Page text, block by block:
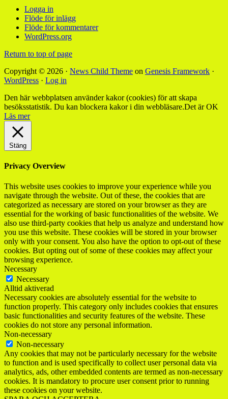
Logga in
Flöde för inlägg
Flöde för kommentarer
WordPress.org
Return to top of page
Copyright © 2026 · News Child Theme on Genesis Framework ·
WordPress · Log in
Den här webbplatsen använder kakor (cookies) för att skapa
besöksstatistik. Du kan blockera kakor i din webbläsare.Det är OK
Läs mer
Stäng
Privacy Overview
This website uses cookies to improve your experience while you
navigate through the website. Out of these, the cookies that are
categorized as necessary are stored on your browser as they are
essential for the working of basic functionalities of the website. We
also use third-party cookies that help us analyze and understand how
you use this website. These cookies will be stored in your browser
only with your consent. You also have the option to opt-out of these
cookies. But opting out of some of these cookies may affect your
browsing experience.
Necessary
Necessary
Alltid aktiverad
Necessary cookies are absolutely essential for the website to
function properly. This category only includes cookies that ensures
basic functionalities and security features of the website. These
cookies do not store any personal information.
Non-necessary
Non-necessary
Any cookies that may not be particularly necessary for the website
to function and is used specifically to collect user personal data via
analytics, ads, other embedded contents are termed as non-necessary
cookies. It is mandatory to procure user consent prior to running
these cookies on your website.